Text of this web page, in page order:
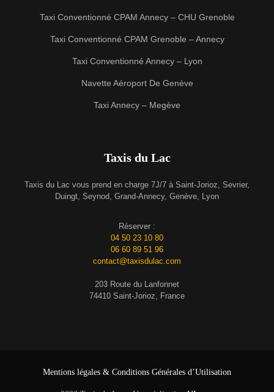
Taxi Conventionné CPAM Annecy – CHU Grenoble
Taxi Conventionné CPAM Grenoble – Annecy
Taxi Conventionné Annecy – Lyon
Navette Aéroport De Genève
Taxi Annecy – Megève
Taxis du Lac
Taxis du Lac vous prend en charge 7J/7 à Saint-Jorioz, Sevrier,
Duingt, Seynod, Grand-Annecy, Genève, Lyon
Réserver :
04 50 23 10 80
06 60 89 51 96
contact@taxisdulac.com
203 Route du Lanfonnet
74410 Saint-Jorioz, France
Mentions légales & Conditions Générales d’Utilisation